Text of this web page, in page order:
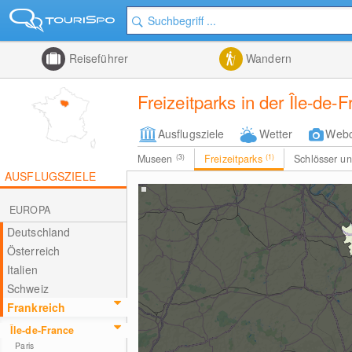
Reiseführer Wandern
Freizeitparks in der Île-de-
Ausflugsziele Wetter
Museen (3) Freizeitparks (1) Schlösser
AUSFLUGSZIELE
EUROPA
Deutschland
Österreich
Italien
Schweiz
Frankreich
Île-de-France
Paris